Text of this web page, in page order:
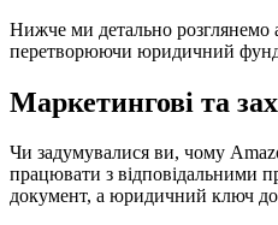
Нижче ми детально розглянемо
перетворюючи юридичний
Маркетингові та
Чи задумувалися ви, чому
працювати з відповідальними
документ, а юридичний ключ до